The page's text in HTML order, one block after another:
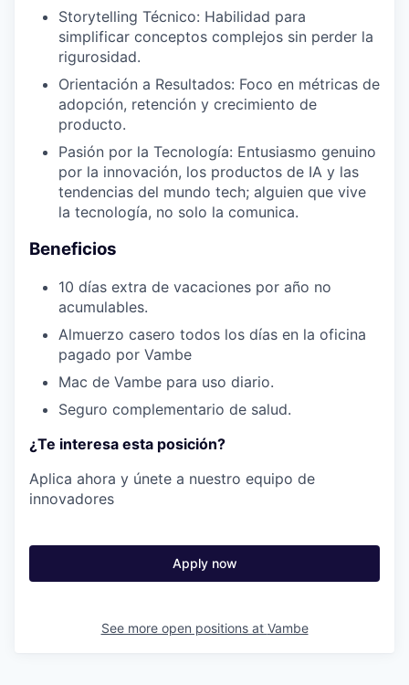
Storytelling Técnico: Habilidad para
simplificar conceptos complejos sin perder la
rigurosidad.
Orientación a Resultados: Foco en métricas de
adopción, retención y crecimiento de
producto.
Pasión por la Tecnología: Entusiasmo genuino
por la innovación, los productos de IA y las
tendencias del mundo tech; alguien que vive
la tecnología, no solo la comunica.
Beneficios
10 días extra de vacaciones por año no
acumulables.
Almuerzo casero todos los días en la oficina
pagado por Vambe
Mac de Vambe para uso diario.
Seguro complementario de salud.
¿Te interesa esta posición?
Aplica ahora y únete a nuestro equipo de
innovadores
Apply now
See more open positions at Vambe